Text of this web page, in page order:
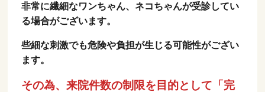
非常に繊細なワンちゃん、ネコちゃんが受診してい
る場合がございます。
些細な刺激でも危険や負担が生じる可能性がござい
ます。
その為、来院件数の制限を目的として「完